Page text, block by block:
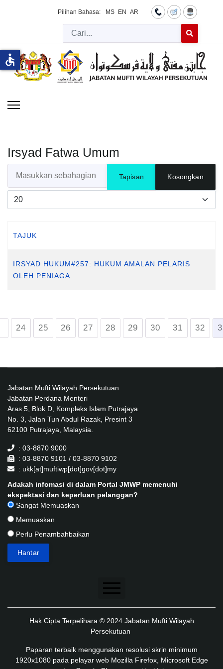
Pilihan Bahasa: MS EN AR
Cari
Irsyad Fatwa Umum
Masukkan sebahagian daripada tajuk
Tapisan Kosongkan
Papar #
TAJUK
IRSYAD HUKUM#257: HUKUM AMALAN PELARIS
OLEH PENIAGA
24 25 26 27 28 29 30 31 32
Jabatan Mufti Wilayah Persekutuan
Jabatan Perdana Menteri
Aras 5, Blok D, Kompleks Islam Putrajaya
No. 3, Jalan Tun Abdul Razak, Presint 3
62100 Putrajaya, Malaysia.
: 03-8870 9000
: 03-8870 9101 / 03-8870 9102
: ukk[at]muftiwp[dot]gov[dot]my
Adakah infomasi di dalam Portal JMWP memenuhi
ekspektasi dan keperluan pelanggan?
Sangat Memuaskan
Memuaskan
Perlu Penambahbaikan
Penafian
Dasar Keselamatan
Dasar Privasi Aplikasi
Hak Cipta Terpelihara © 2024 Jabatan Mufti Wilayah
Persekutuan
Paparan terbaik menggunakan resolusi skrin minimum
1920x1080 pada pelayar web Mozilla Firefox, Microsoft Edge
accessible